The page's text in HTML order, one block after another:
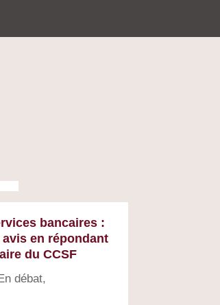
bancaires :
en répondant
du CCSF
débat,